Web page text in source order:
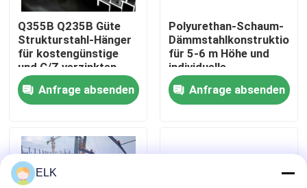
Kontakt mit uns
Neuigkeiten
Rechtssachen
Bitte um ein Angebot
Stahlkonstruktionslager
Q355B Q235B Güte
Strukturstahl-Hänger
für kostengünstige
und C/Z verzinkten
Stahl zu
erschwinglichen
Preisen
Anfrage absenden
Polyurethan-Schaum-
Dämmstahlkonstruktion
für 5-6 m Höhe und
individuelle
Gestaltungsmöglichkeiten
Anfrage absenden
ELK